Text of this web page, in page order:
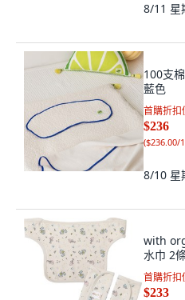
8/11 星
100支
藍色
首購折扣
$236
($236.00/
8/10 星
with
水巾 2
首購折扣
$233